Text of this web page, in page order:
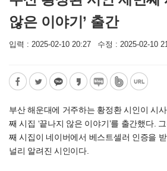
않은 이야기’ 출간
입력 : 2025-02-10 20:27 수정 : 2025-02-10
부산 해운대에 거주하는 황정환 시인이 시
째 시집 ‘끝나지 않은 이야기’를 출간했다.
째 시집이 네이버에서 베스트셀러 인증을
널리 알려진 시인이다.